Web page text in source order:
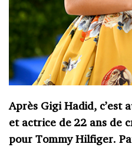
Après Gigi Hadid, c’est
et actrice de 22 ans de
pour Tommy Hilfiger.